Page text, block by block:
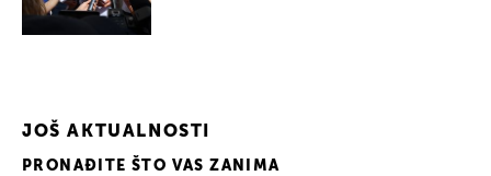
JOŠ AKTUALNOSTI
PRONAĐITE ŠTO VAS ZANIMA